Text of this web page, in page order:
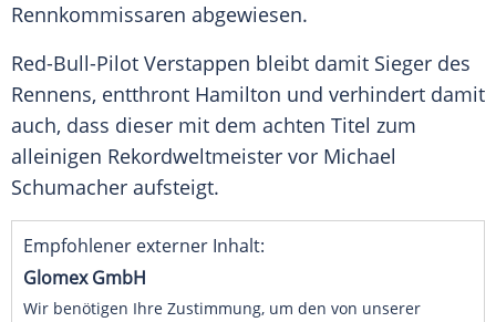
Rennkommissaren abgewiesen.
Red-Bull-Pilot Verstappen bleibt damit Sieger des
Rennens, entthront Hamilton und verhindert damit
auch, dass dieser mit dem achten Titel zum
alleinigen Rekordweltmeister vor Michael
Schumacher aufsteigt.
Empfohlener externer Inhalt:
Glomex GmbH
Wir benötigen Ihre Zustimmung, um den von unserer